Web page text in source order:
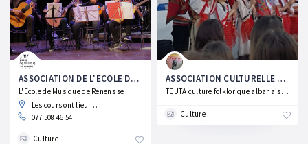
ASSOCIATION DE L'ECOLE DE MUSIQUE DE RENENS
L'Ecole de Musique de Renens se
Les cours ont lieu dans les écoles publiques de Renens
077 508 46 54
Culture
ASSOCIATION CULTURELLE ARTISTIQUE TEUTA
TEUTA culture folklorique albanaise et
Culture